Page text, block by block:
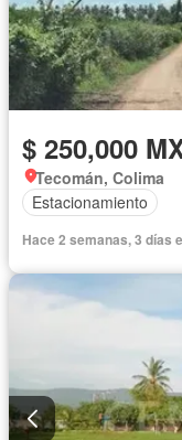
$ 250,000
Tecomán, Colima
Estacionamiento
Hace 2 semanas, 3 días